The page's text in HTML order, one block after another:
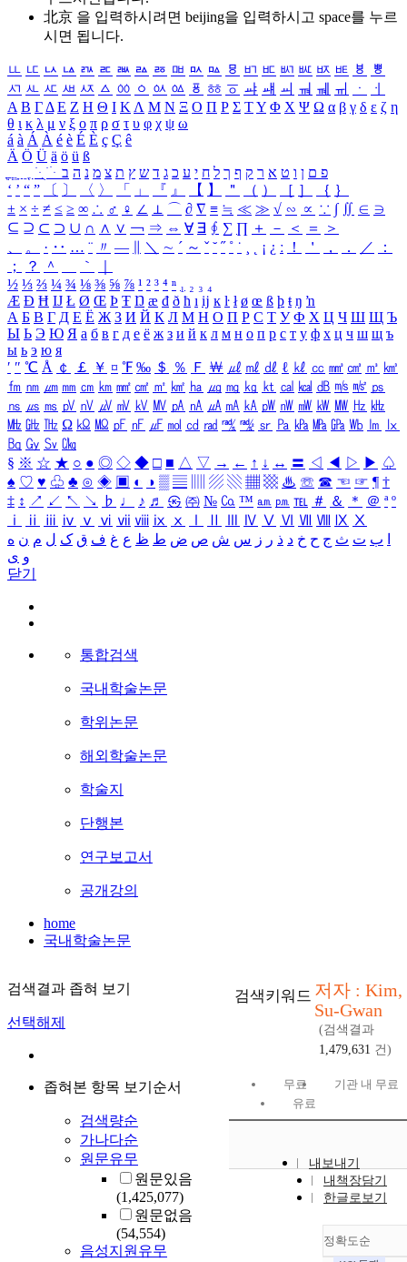
北京 을 입력하시려면 beijing을 입력하시고 space를 누르
시면 됩니다.
ㅥ ㅦ ㅧ ㅨ ㅩ ㅪ ㅫ ㅬ ㅭ ㅮ ㅯ ㅰ ㅱ ㅲ ㅳ ㅴ ㅵ ㅶ ㅷ ㅸ
ㅹ
ㅺ ㅻ ㅼ ㅽ ㅾ ㅿ ㆀ ㆁ ㆂ ㆃ ㆄ ㆅ ㆆ ㆇ ㆈ ㆉ ㆊ ㆋ ㆌ ㆍ
ㆎ
Α Β ΓΔ Ε Ζ Η Θ Ι ΚΛ Μ Ν Ξ Ο Π Ρ Σ ΤΥ Φ Χ Ψ Ω α β γ δ ε ζ η
θ ι κ λ μ ν ξ ο π ρ σ τ υ φ χ ψ ω
á à Á À é è É È ç Ç ê
Ä Ö Ü ä ö ü ß
ִֶֹ ֻּ ׁׂ פ ם ן ו ט א ר ק ף ך ל ח י ע כ ג ד ש ץ ת צ מ נ ה ב
‘ ’ “ ” 〔 〕 〈 〉 「 」 『 』 【 】 ＂ （ ） ［ ］ ｛ ｝
± × ÷ ≠ ≤ ≥ ∞ ∴ ♂ ♀ ∠ ⊥ ⌒ ∂ ∇ ≡ ≒ ≪ ≫ √ ∽ ∝ ∵ ∫ ∬ ∈ ∋
⊆ ⊇ ⊂ ⊃ ∪ ∩ ∧ ∨ ￢ ⇒ ⇔ ∀ ∃ ∮ ∑ ∏ ＋ － ＜ ＝
＞
、
。 · ‥ … ¨ 〃 ― ＼ ∼ ´ ～ ˇ ˘ ˝ ˚ ˙ ¸ ¡ ¿ ː ！ ＇ ， ． ／
：
；
？ ＾ ｀
½ ⅓ ⅔ ¼ ¾ ⅛ ⅜ ⅝ ⅞ ¹ ² ³ ⁴ ⁿ ₁ ₂ ₃ ₄
Æ Ð Ħ Ĳ Ł Ø Œ Þ Ŧ Ŋ æ đ ð ħ ı ĳ ĸ ŀ ł ø œ ß þ ŧ ŋ ŉ
А Б В Г Д Е Ё Ж З И Й К Л М Н О П Р С Т У Ф Х Ц Ч Ш Щ Ъ
Ы Ь Э Ю Я а б в г д е ё ж з и й к л м н о п р с т у ф х ц ч ш щ ъ
ы ь э ю я
′ ″ ℃ Å ￠ ￡ ￥ ¤ ℉ ‰ ＄ ％ Ｆ ￦ ㎕ ㎖ ㎗ ℓ ㎘ ㏄ ㎣ ㎤ ㎥ ㎦
㎙ ㎚ ㎛ ㎜ ㎝ ㎞ ㎟ ㎠ ㎡ ㎢ ㏊ ㎍ ㎎ ㎏ ㏏ ㎈ ㎉ ㏈ ㎧ ㎨ ㎰
㎱ ㎲ ㎳ ㎴ ㎵ ㎶ ㎷ ㎸ ㎹ ㎀ ㎁ ㎂ ㎃ ㎄ ㎺ ㎻ ㎽ ㎾ ㎿ ㎐ ㎑
㎒ ㎓ ㎔ Ω ㏀ ㏁ ㎊ ㎋ ㎌ ㏖ ㏅ ㎭ ㎮ ㎯ ㏛ ㎩ ㎪ ㎫ ㎬ ㏝ ㏐
㏓
㏃ ㏉ ㏜ ㏆
§ ※ ☆ ★ ○ ● ◎ ◇ ◆ □ ■ △ ▽ → ← ↑ ↓ ↔ 〓 ◁ ◀ ▷ ▶ ♤
♠ ♡ ♥ ♧ ♣ ⊙ ◈ ▣ ◐ ◑ ▒ ▤ ▨ ▧ ▦ ▩ ♨ ☏ ☎ ☜ ☞ ¶ †
‡ ↕ ↗ ↙ ↖ ↘ ♭ ♩ ♪ ♬ ㉿ ㈜ № ㏇ ™ ㏂ ㏘ ℡ ＃ ＆ ＊ ＠ ª º
ⅰ
ⅱ ⅲ ⅳ ⅴ ⅵ ⅶ ⅷ ⅸ ⅹ Ⅳ Ⅴ Ⅵ Ⅶ Ⅷ Ⅸ Ⅹ
ب ت ث ج ح خ د ذ ر ز س ش ص ض ط ظ ع غ ف ق ک ل م ن ه
و ی
닫기
통합검색
국내학술논문
학위논문
해외학술논문
학술지
단행본
연구보고서
공개강의
home
국내학술논문
검색결과 좁혀 보기
선택해제
좁혀본 항목 보기순서
검색량순
가나다순
원문유무
원문있음
(1,425,077)
원문없음
(54,554)
음성지원유무
검색키워드 저자 : Kim,
Su-Gwan
(검색결과
1,479,631 건)
무료
기관 내 무료
유료
내보내기
내책장담기
한글로보기
정확도순